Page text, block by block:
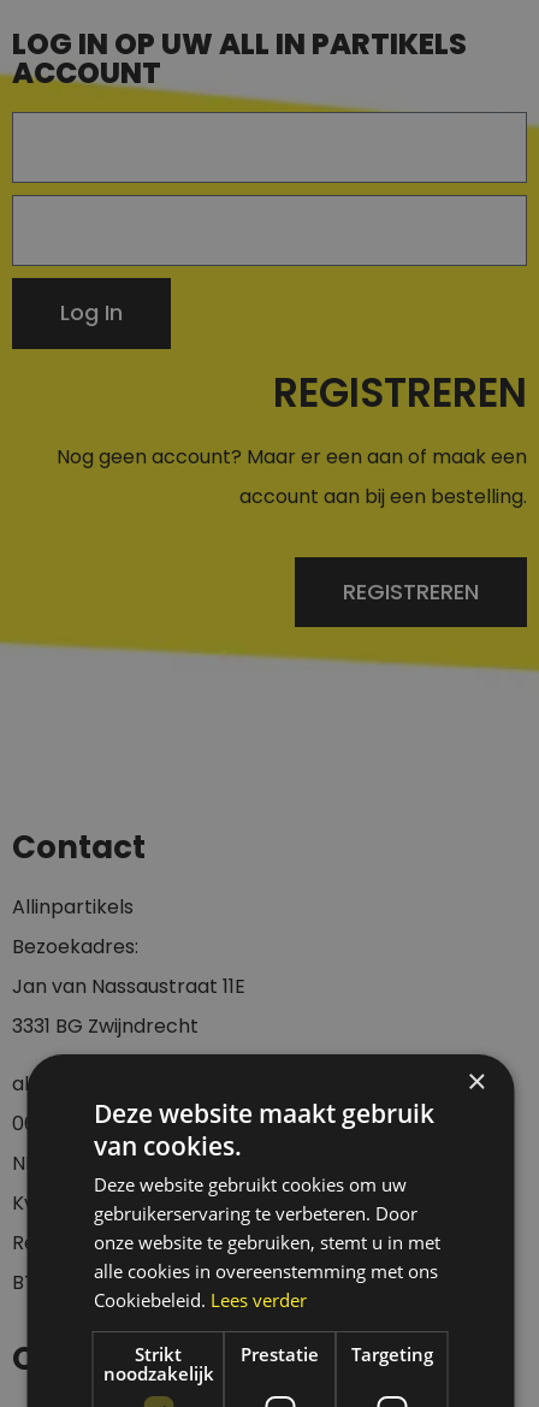
LOG IN OP UW ALL IN PARTIKELS
ACCOUNT
Log In
REGISTREREN
Nog geen account? Maar er een aan of maak een
account aan bij een bestelling.
REGISTREREN
Contact
Allinpartikels
Bezoekadres:
Jan van Nassaustraat 11E
3331 BG Zwijndrecht
allinpartikels@gmail.com
06-23437536
NL42 KNAB 0255 7096 76
KvK: 67705162
Registratie diervoeding: NL 230455
BTWnr: NL002029104B36
Openingstijden
×
Deze website maakt gebruik
van cookies.
Deze website gebruikt cookies om uw
gebruikerservaring te verbeteren. Door
onze website te gebruiken, stemt u in met
alle cookies in overeenstemming met ons
Cookiebeleid. Lees verder
Strikt
noodzakelijk
Prestatie Targeting